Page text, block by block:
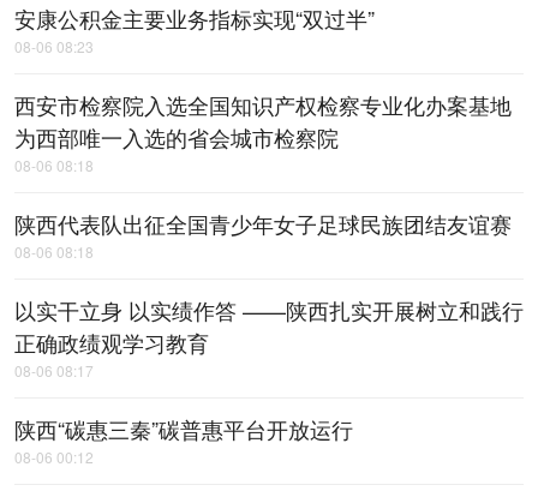
安康公积金主要业务指标实现“双过半”
08-06 08:23
西安市检察院入选全国知识产权检察专业化办案基地
为西部唯一入选的省会城市检察院
08-06 08:18
陕西代表队出征全国青少年女子足球民族团结友谊赛
08-06 08:18
以实干立身 以实绩作答 ——陕西扎实开展树立和践行
正确政绩观学习教育
08-06 08:17
陕西“碳惠三秦”碳普惠平台开放运行
08-06 00:12